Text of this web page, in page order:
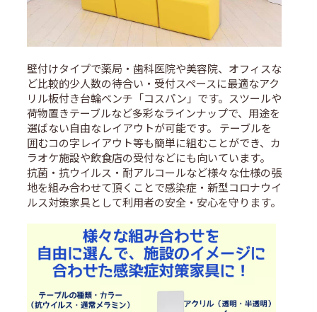
壁付けタイプで薬局・歯科医院や美容院、オフィスな
ど比較的少人数の待合い・受付スペースに最適なアク
リル板付き台輪ベンチ「コスパン」です。スツールや
荷物置きテーブルなど多彩なラインナップで、用途を
選ばない自由なレイアウトが可能です。 テーブルを
囲むコの字レイアウト等も簡単に組むことができ、カ
ラオケ施設や飲食店の受付などにも向いています。
抗菌・抗ウイルス・耐アルコールなど様々な仕様の張
地を組み合わせて頂くことで感染症・新型コロナウイ
ルス対策家具として利用者の安全・安心を守ります。